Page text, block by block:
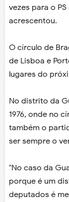
vezes para o
acrescentou.
O círculo de
de Lisboa e
lugares do
No distrito da
1976, onde no
também o
ser sempre o
"No caso da
porque é um
deputados é